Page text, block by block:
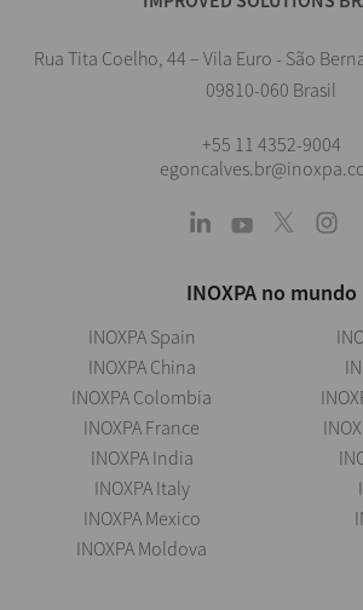
Rua Tita Coelho, 44 – Vila Euro - São
09810-060 Brasil
+55 11 4352-9004
INOXPA no mundo
INOXPA Spain
INOXPA China
INOXPA Colombia
INOXPA France
INOXPA India
INOXPA Italy
INOXPA Mexico
INOXPA Moldova